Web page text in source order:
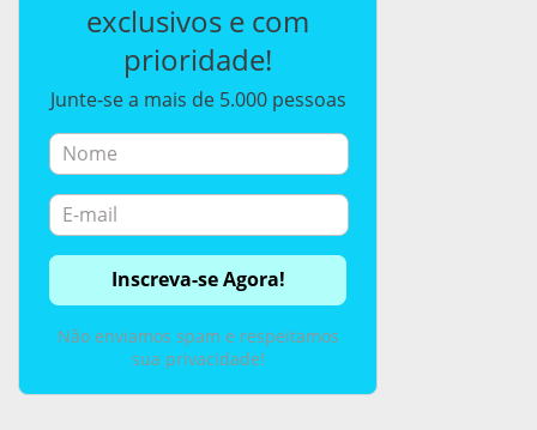
exclusivos e com
prioridade!
Junte-se a mais de 5.000 pessoas
Não enviamos spam e respeitamos
sua privacidade!